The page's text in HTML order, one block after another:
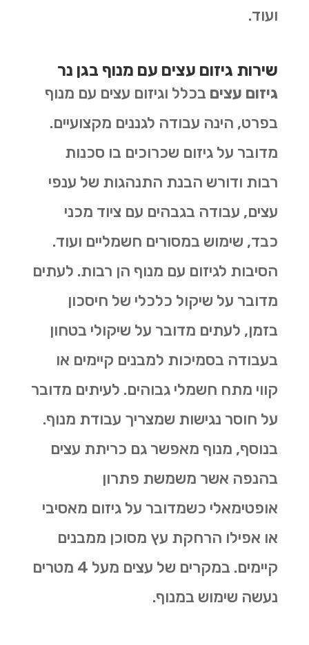
ועוד.
שירות גיזום עצים עם מנוף בגן נר
גיזום עצים בכלל וגיזום עצים עם מנוף
בפרט, הינה עבודה לגננים מקצועיים.
מדובר על גיזום שכרוכים בו סכנות
רבות ודורש הבנת התנהגות של ענפי
עצים, עבודה בגבהים עם ציוד מכני
כבד, שימוש במסורים חשמליים ועוד.
הסיבות לגיזום עם מנוף הן רבות. לעתים
מדובר על שיקול כלכלי של חיסכון
בזמן, לעתים מדובר על שיקולי בטחון
בעבודה בסמיכות למבנים קיימים או
קווי מתח חשמלי גבוהים. לעיתים מדובר
על חוסר נגישות שמצריך עבודת מנוף.
בנוסף, מנוף מאפשר גם כריתת עצים
בהנפה אשר משמשת פתרון
אופטימאלי כשמדובר על גיזום מאסיבי
או אפילו הרחקת עץ מסוכן ממבנים
קיימים. במקרים של עצים מעל 4 מטרים
נעשה שימוש במנוף.